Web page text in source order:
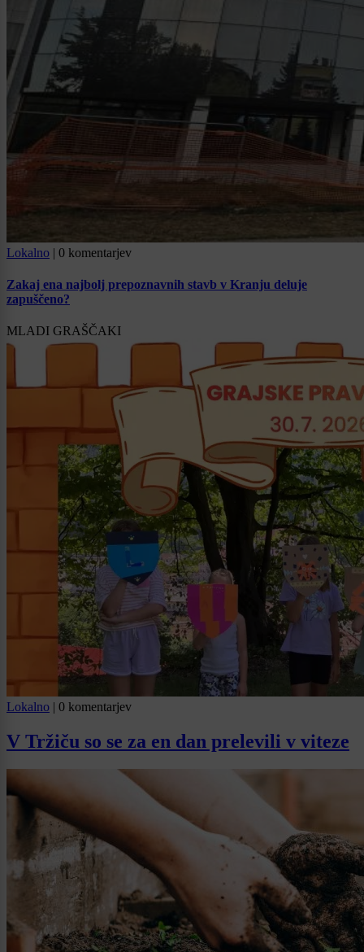
Lokalno | 0 komentarjev
Zakaj ena najbolj prepoznavnih stavb v Kranju deluje
zapuščeno?
MLADI GRAŠČAKI
Lokalno | 0 komentarjev
V Tržiču so se za en dan prelevili v viteze